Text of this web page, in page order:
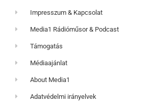
Impresszum & Kapcsolat
Media1 Rádióműsor & Podcast
Támogatás
Médiaajánlat
About Media1
Adatvédelmi irányelvek